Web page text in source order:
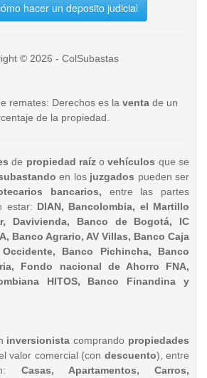
hacer un deposito judicial
© 2026 - ColSubastas
remates: Derechos es la ventade un
de la propiedad.
de propiedad raízo vehículos que se
en los juzgados pueden ser
bancarios, entre las partes
estar: DIAN, Bancolombia, el Martillo
Davivienda, Banco de Bogotá, IC
Banco Agrario, AV Villas, Banco Caja
Banco Pichincha, Banco
Fondo nacional de Ahorro FNA,
HITOS, Banco Finandina y
inversionista comprando propiedades
valor comercial (con descuento), entre
Casas, Apartamentos, Carros,